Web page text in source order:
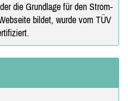
die Grundlage für den Strom-
bildet, wurde vom TÜV